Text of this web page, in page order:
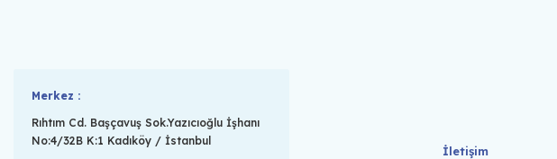
Merkez :
Rıhtım Cd. Başçavuş Sok.Yazıcıoğlu İşhanı
No:4/32B K:1 Kadıköy / İstanbul
İletişim